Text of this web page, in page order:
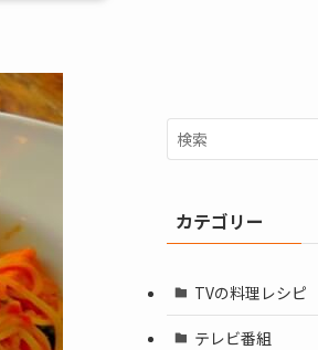
カテゴリー
TVの料理レシピ
テレビ番組